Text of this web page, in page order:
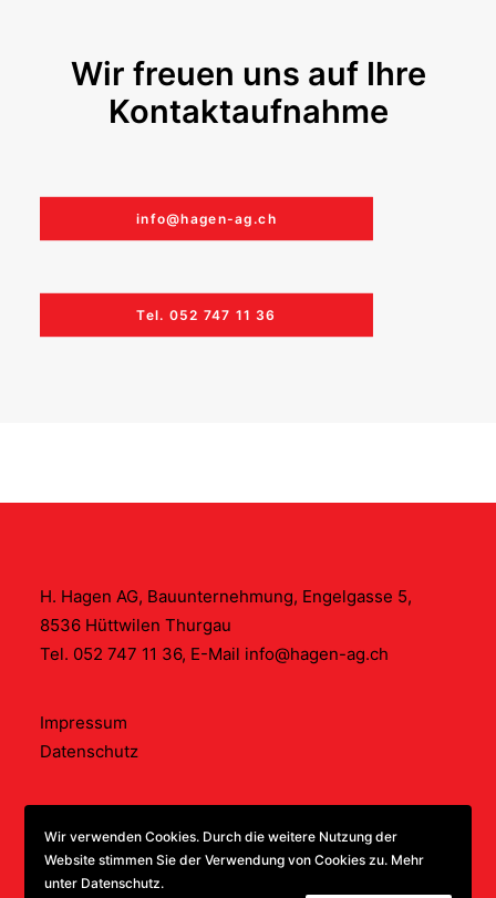
Wir freuen uns auf Ihre
Kontakt­aufnahme
info@hagen-ag.ch
Tel. 052 747 11 36
H. Hagen AG, Bauunternehmung, Engelgasse 5,
8536 Hüttwilen Thurgau
Tel. 052 747 11 36, E-Mail info@hagen-ag.ch
Impressum
Datenschutz
© 2021 H. Hagen AG.
Wir verwenden Cookies. Durch die weitere Nutzung der
Website stimmen Sie der Verwendung von Cookies zu. Mehr
unter Datenschutz.